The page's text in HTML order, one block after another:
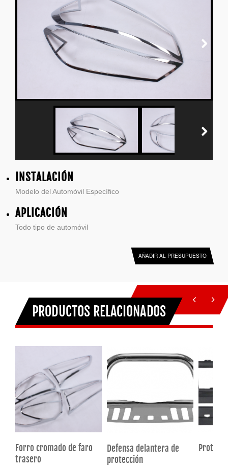
INSTALACIÓN
Modelo del Automóvil Específico
APLICACIÓN
Todo tipo de automóvil
AÑADIR AL PRESUPUESTO
PRODUCTOS RELACIONADOS
Forro cromado de faro
trasero
Defensa delantera de
protección